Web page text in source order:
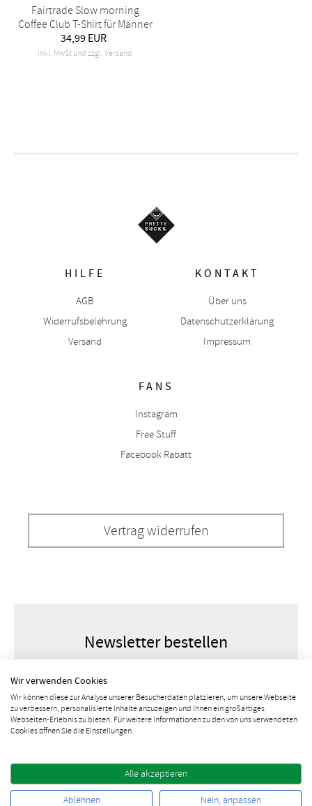
Fairtrade Slow morning
Coffee Club T-Shirt für Männer
34,99 EUR
inkl. MwSt und zzgl. Versand
HILFE
AGB
Widerrufsbelehrung
Versand
KONTAKT
Über uns
Datenschutzerklärung
Impressum
FANS
Instagram
Free Stuff
Facebook Rabatt
Vertrag widerrufen
Newsletter bestellen
10% Rabatt sichern
Wir verwenden Cookies
Wir können diese zur Analyse unserer Besucherdaten platzieren, um unsere Webseite
zu verbessern, personalisierte Inhalte anzuzeigen und Ihnen ein großartiges
Webseiten-Erlebnis zu bieten. Für weitere Informationen zu den von uns verwendeten
Cookies öffnen Sie die Einstellungen.
Alle akzeptieren
Ablehnen Nein, anpassen